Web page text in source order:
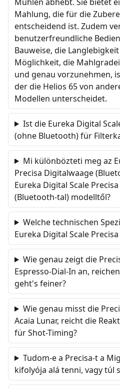
Mahlung, die für die
entscheidend ist. Zudem
benutzerfreundliche
Bauweise, die
Möglichkeit, die
und genau vorzunehmen,
der die Helios 65 von
Modellen unterscheidet.
Ist die Eureka Digital
(ohne Bluetooth) für
Mi különbözteti meg az
Precisa Digitalwaage
Eureka Digital Scale
(Bluetooth-tal) modelltől?
Welche technischen
Eureka Digital Scale
Wie genau zeigt die
Espresso-Dial-In an,
geht's feiner?
Wie genau misst die
Acaia Lunar, reicht die
für Shot-Timing?
Tudom-e a Precisa-t a
kifolyója alá tenni, vagy túl